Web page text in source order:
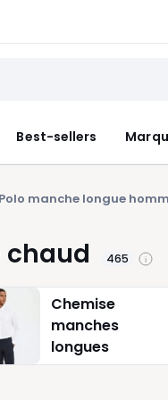
Best-sellers
Polo manche longue
chaud 465
Chemise
manches
longues